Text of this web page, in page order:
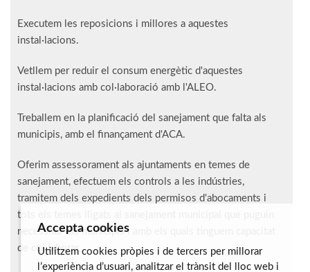
Executem les reposicions i millores a aquestes
instal·lacions.
Vetllem per reduir el consum energètic d'aquestes
instal·lacions amb col·laboració amb l'ALEO.
Treballem en la planificació del sanejament que falta als
municipis, amb el finançament d'ACA.
Oferim assessorament als ajuntaments en temes de
sanejament, efectuem els controls a les indústries,
tramitem dels expedients dels permisos d'abocaments i
tots els temes lligats al sanejament municipal que puguin
necessitar els municipis i amb els quals tinguem capacitat
de col·laborar.
Accepta cookies
Utilitzem cookies pròpies i de tercers per millorar
l’experiència d’usuari, analitzar el trànsit del lloc web i